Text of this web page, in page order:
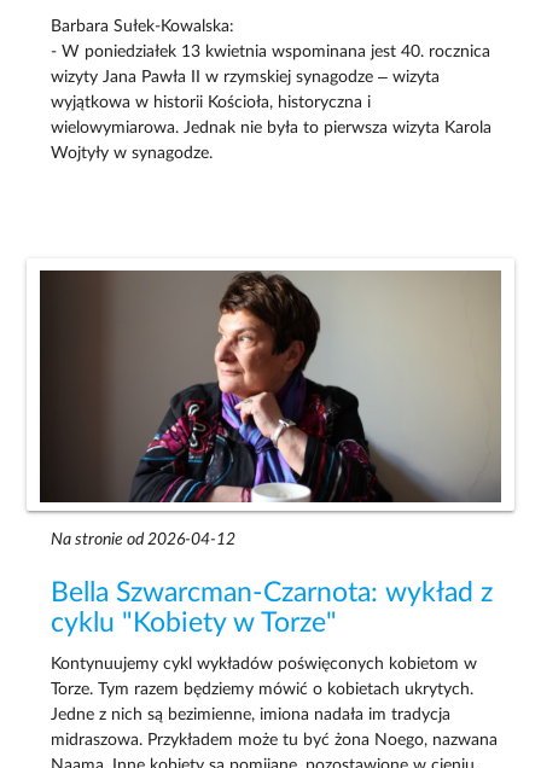
Barbara Sułek-Kowalska:
- W poniedziałek 13 kwietnia wspominana jest 40. rocznica
wizyty Jana Pawła II w rzymskiej synagodze – wizyta
wyjątkowa w historii Kościoła, historyczna i
wielowymiarowa. Jednak nie była to pierwsza wizyta Karola
Wojtyły w synagodze.
Na stronie od 2026-04-12
Bella Szwarcman-Czarnota: wykład z
cyklu "Kobiety w Torze"
Kontynuujemy cykl wykładów poświęconych kobietom w
Torze. Tym razem będziemy mówić o kobietach ukrytych.
Jedne z nich są bezimienne, imiona nadała im tradycja
midraszowa. Przykładem może tu być żona Noego, nazwana